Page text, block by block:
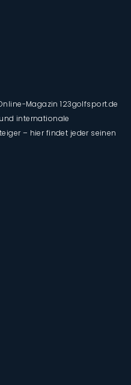
Magazin 123golfsport.de
internationale
– hier findet jeder seinen